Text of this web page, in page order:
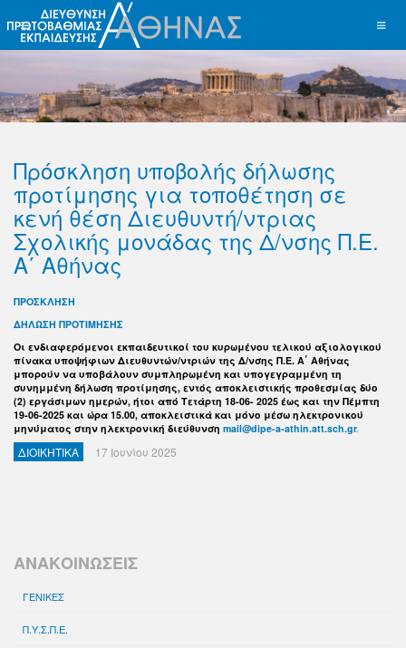
Πρόσκληση υποβολής δήλωσης
προτίμησης για τοποθέτηση σε
κενή θέση Διευθυντή/ντριας
Σχολικής μονάδας της Δ/νσης Π.Ε.
Α΄ Αθήνας
ΠΡΟΣΚΛΗΣΗ
ΔΗΛΩΣΗ ΠΡΟΤΙΜΗΣΗΣ
Οι ενδιαφερόμενοι εκπαιδευτικοί του κυρωμένου τελικού αξιολογικού
πίνακα υποψήφιων Διευθυντών/ντριών της Δ/νσης Π.Ε. Α΄ Αθήνας
μπορούν να υποβάλουν συμπληρωμένη και υπογεγραμμένη τη
συνημμένη δήλωση προτίμησης, εντός αποκλειστικής προθεσμίας δύο
(2) εργάσιμων ημερών, ήτοι από Τετάρτη 18-06- 2025 έως και την Πέμπτη
19-06-2025 και ώρα 15.00, αποκλειστικά και μόνο μέσω ηλεκτρονικού
μηνύματος στην ηλεκτρονική διεύθυνση mail@dipe-a-athin.att.sch.gr.
ΔΙΟΙΚΗΤΙΚΑ 17 Ιουνίου 2025
ΑΝΑΚΟΙΝΩΣΕΙΣ
ΓΕΝΙΚΕΣ
Π.Υ.Σ.Π.Ε.